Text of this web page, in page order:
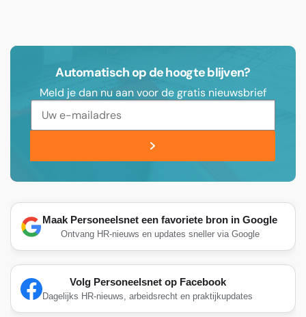
Automatisch op de hoogte blijven?
Meld je dan nu aan voor de gratis nieuwsbrief
Maak Personeelsnet een favoriete bron in Google
Ontvang HR-nieuws en updates sneller via Google
Volg Personeelsnet op Facebook
Dagelijks HR-nieuws, arbeidsrecht en praktijkupdates